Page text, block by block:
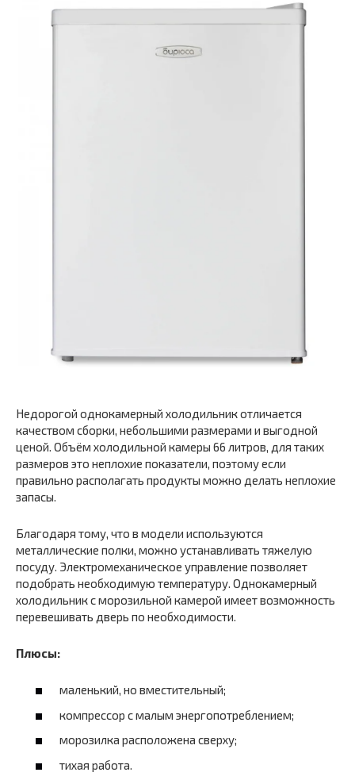
Недорогой однокамерный холодильник отличается
качеством сборки, небольшими размерами и выгодной
ценой. Объём холодильной камеры 66 литров, для таких
размеров это неплохие показатели, поэтому если
правильно располагать продукты можно делать неплохие
запасы.
Благодаря тому, что в модели используются
металлические полки, можно устанавливать тяжелую
посуду. Электромеханическое управление позволяет
подобрать необходимую температуру. Однокамерный
холодильник с морозильной камерой имеет возможность
перевешивать дверь по необходимости.
Плюсы:
маленький, но вместительный;
компрессор с малым энергопотреблением;
морозилка расположена сверху;
тихая работа.